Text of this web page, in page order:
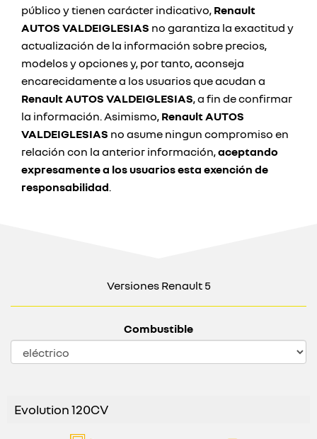
público y tienen carácter indicativo, Renault
AUTOS VALDEIGLESIAS no garantiza la exactitud y
actualización de la información sobre precios,
modelos y opciones y, por tanto, aconseja
encarecidamente a los usuarios que acudan a
Renault AUTOS VALDEIGLESIAS, a fin de confirmar
la información. Asimismo, Renault AUTOS
VALDEIGLESIAS no asume ningun compromiso en
relación con la anterior información,aceptando
expresamente a los usuarios esta exención de
responsabilidad.
Versiones Renault 5
Combustible
Evolution 120CV